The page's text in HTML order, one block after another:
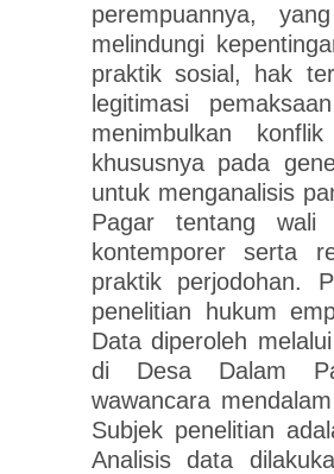
perempuannya,
melindungi
praktik sosial, hak
legitimasi
menimbulkan
khususnya pada
untuk menganalisis
Pagar tentang
kontemporer serta
praktik perjodohan.
penelitian hukum
Data diperoleh
di Desa Dalam
wawancara
Subjek penelitian
Analisis data